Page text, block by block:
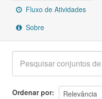
SobreFluxo de Atividades
Sobre
Ordenar por